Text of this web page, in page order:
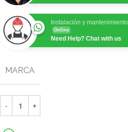
Instalación y mantenimiento
Online
Need Help? Chat with us
MARCA